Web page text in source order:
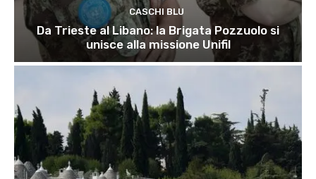
CASCHI BLU
Da Trieste al Libano: la Brigata Pozzuolo si
unisce alla missione Unifil